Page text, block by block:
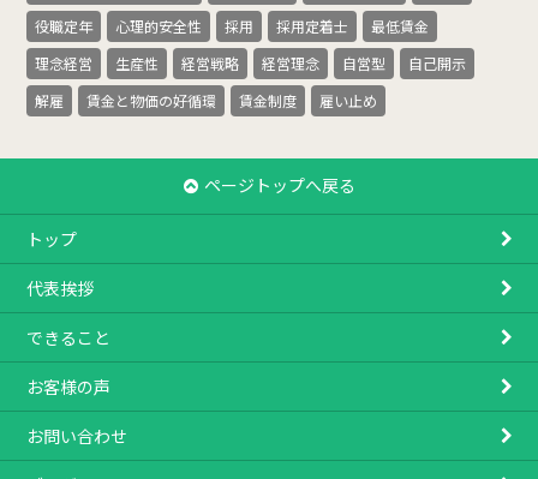
役職定年
心理的安全性 採用 採用定着士
最低賃金
理念経営
生産性 経営戦略 経営理念 自営型
自己開示
解雇
賃金と物価の好循環 賃金制度 雇い止め
ページトップへ戻る
トップ
代表挨拶
できること
お客様の声
お問い合わせ